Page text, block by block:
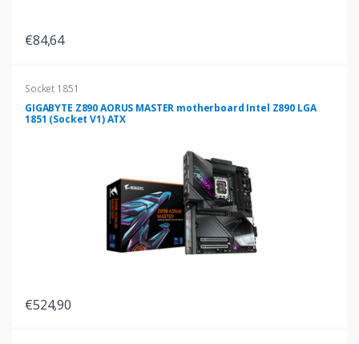
€84,64
Socket 1851
GIGABYTE Z890 AORUS MASTER motherboard Intel Z890 LGA
1851 (Socket V1) ATX
€524,90